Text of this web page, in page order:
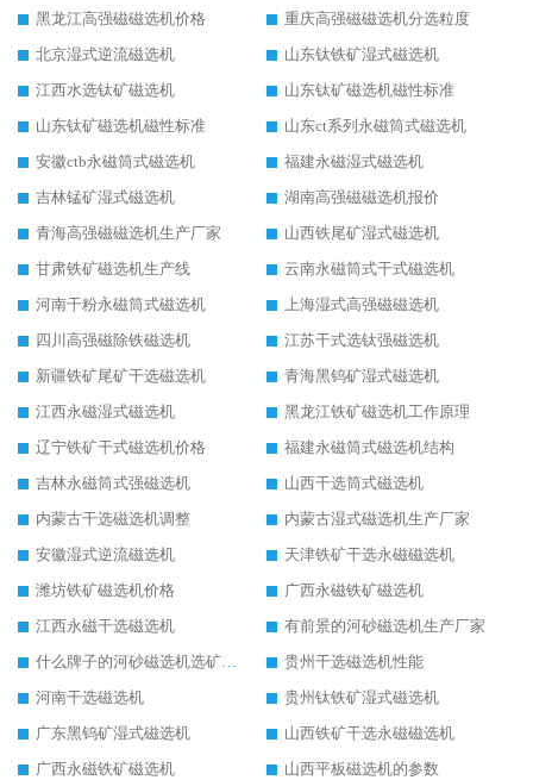
黑龙江高强磁磁选机价格
重庆高强磁磁选机分选粒度
北京湿式逆流磁选机
山东钛铁矿湿式磁选机
江西水选钛矿磁选机
山东钛矿磁选机磁性标准
山东钛矿磁选机磁性标准
山东ct系列永磁筒式磁选机
安徽ctb永磁筒式磁选机
福建永磁湿式磁选机
吉林锰矿湿式磁选机
湖南高强磁磁选机报价
青海高强磁磁选机生产厂家
山西铁尾矿湿式磁选机
甘肃铁矿磁选机生产线
云南永磁筒式干式磁选机
河南干粉永磁筒式磁选机
上海湿式高强磁磁选机
四川高强磁除铁磁选机
江苏干式选钛强磁选机
新疆铁矿尾矿干选磁选机
青海黑钨矿湿式磁选机
江西永磁湿式磁选机
黑龙江铁矿磁选机工作原理
辽宁铁矿干式磁选机价格
福建永磁筒式磁选机结构
吉林永磁筒式强磁选机
山西干选筒式磁选机
内蒙古干选磁选机调整
内蒙古湿式磁选机生产厂家
安徽湿式逆流磁选机
天津铁矿干选永磁磁选机
潍坊铁矿磁选机价格
广西永磁铁矿磁选机
江西永磁干选磁选机
有前景的河砂磁选机生产厂家
什么牌子的河砂磁选机选矿效果好
贵州干选磁选机性能
河南干选磁选机
贵州钛铁矿湿式磁选机
广东黑钨矿湿式磁选机
山西铁矿干选永磁磁选机
广西永磁铁矿磁选机
山西平板磁选机的参数